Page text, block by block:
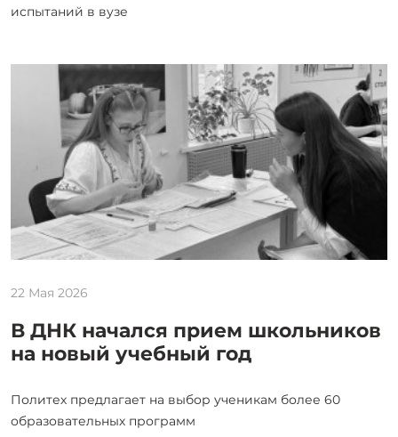
испытаний в вузе
22 Мая 2026
В ДНК начался прием школьников
на новый учебный год
Политех предлагает на выбор ученикам более 60
образовательных программ